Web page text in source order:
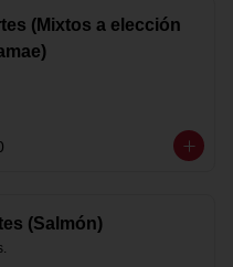
(Mixtos a elección
(Salmón)